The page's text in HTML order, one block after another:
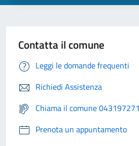
Contatta il comune
Leggi le domande frequenti
Richiedi Assistenza
Chiama il comune
Prenota un appuntamento